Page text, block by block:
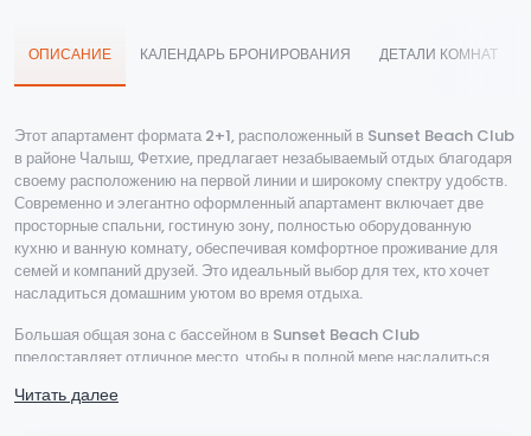
ОПИСАНИЕ КАЛЕНДАРЬ БРОНИРОВАНИЯ ДЕТАЛИ КОМНАТ
Этот апартамент формата 2+1, расположенный в Sunset Beach Club
в районе Чалыш, Фетхие, предлагает незабываемый отдых благодаря
своему расположению на первой линии и широкому спектру удобств.
Современно и элегантно оформленный апартамент включает две
просторные спальни, гостиную зону, полностью оборудованную
кухню и ванную комнату, обеспечивая комфортное проживание для
семей и компаний друзей. Это идеальный выбор для тех, кто хочет
насладиться домашним уютом во время отдыха.
Большая общая зона с бассейном в Sunset Beach Club
предоставляет отличное место, чтобы в полной мере насладиться
бассейне. Благодаря расположению на первой линии пляжа вы всего
Читать далее